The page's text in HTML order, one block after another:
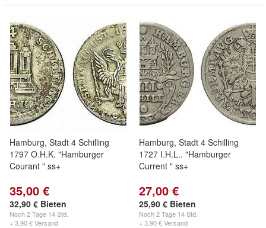
Hamburg, Stadt 4 Schilling
1797 O.H.K. "Hamburger
Courant " ss+
35,00 €
32,90 € Bieten
Noch2 Tage 14 Std.
+ 3,90 € Versand
Hamburg, Stadt 4 Schilling
1727 I.H.L.. "Hamburger
Current " ss+
27,00 €
25,90 € Bieten
Noch2 Tage 14 Std.
+ 3,90 € Versand